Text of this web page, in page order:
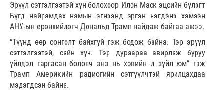
Эрүүл сэтгэлгээтэй хүн болохоор Илон Маск эцсийн бүлэгт
Бүгд найрамдах намын эгнээнд эргэн нэгдэнэ хэмээн
АНУ-ын ерөнхийлөгч Дональд Трамп найдаж байгаа ажээ.
“Түүнд өөр сонголт байхгүй гэж бодож байна. Тэр эрүүл
сэтгэлгээтэй, сайн хүн. Тэр дураараа авирлаж буруу
үйлдэл гаргасан боловч энэ нь хэвийн л зүйл юм” гэж
Трамп Америкийн радиогийн сэтгүүлчтэй ярилцахдаа
мэдэгдсэн байна.